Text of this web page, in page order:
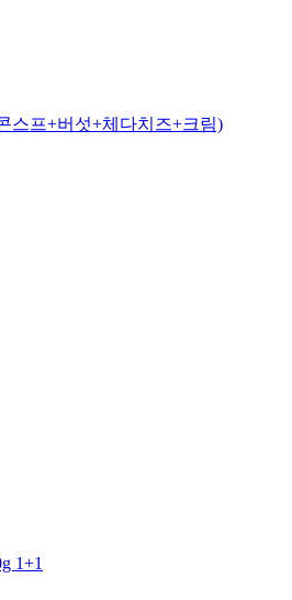
스프+버섯+체다치즈+크림)
1+1